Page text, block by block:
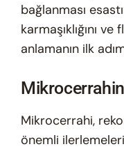
bağlanması
karmaşıklığını
anlamanın ilk
Mikrocerrahi,
önemli